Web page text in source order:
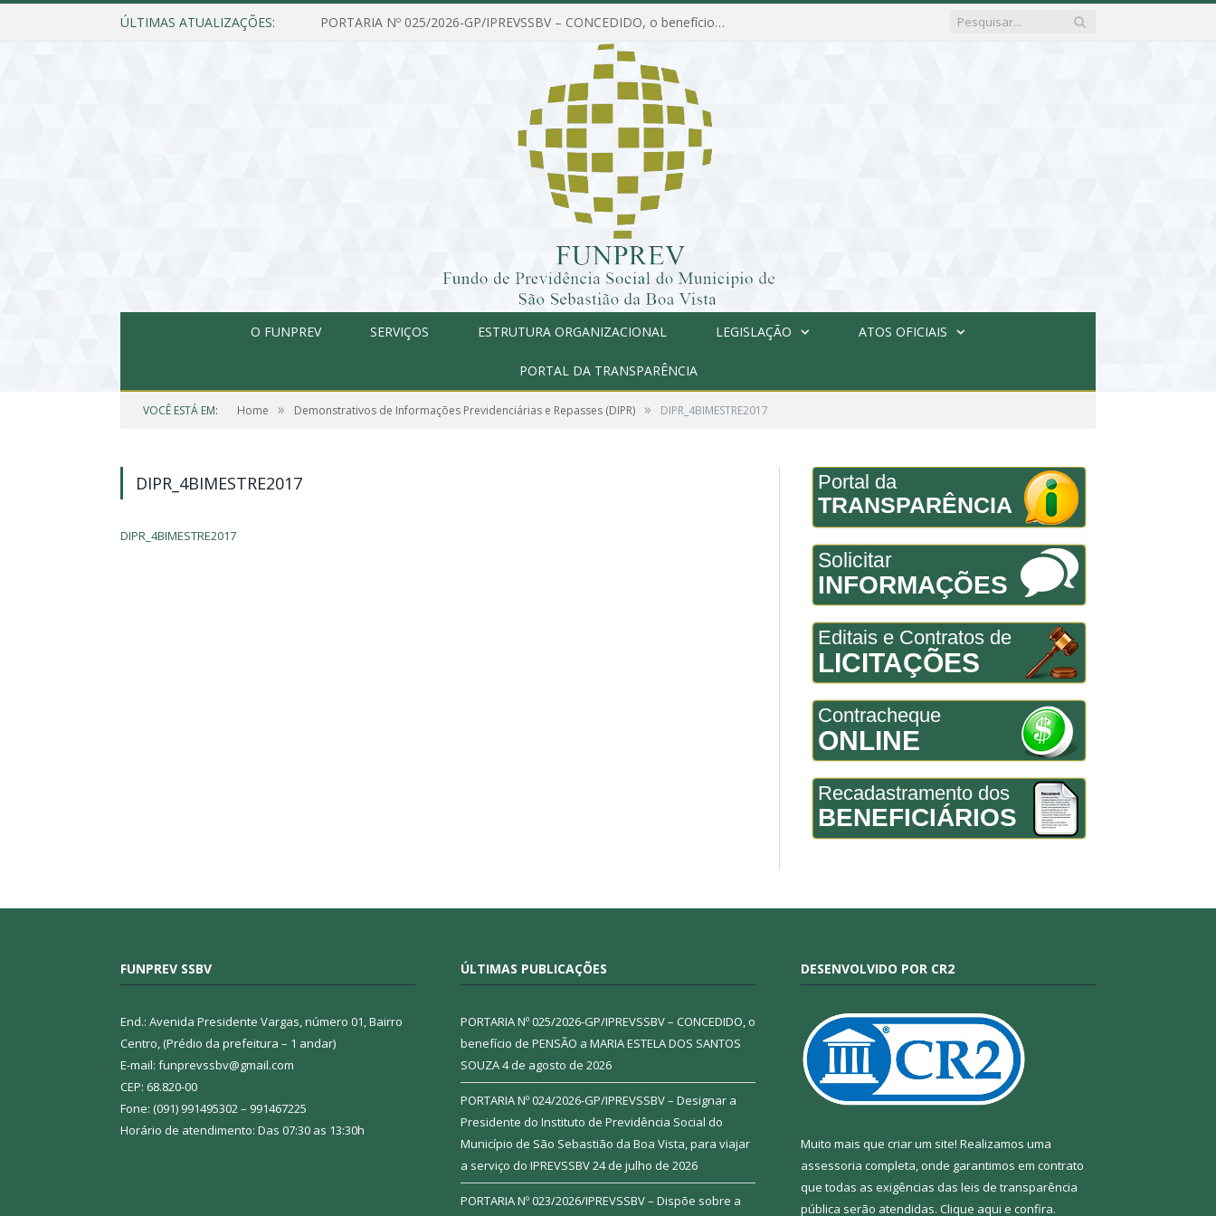
ÚLTIMAS ATUALIZAÇÕES: PORTARIA Nº 025/2026-GP/IPREVSSBV – CONCEDIDO, o benefício de PENSÃO a MARIA ESTELA DOS SANTOS SOUZA
O FUNPREV SERVIÇOS ESTRUTURA ORGANIZACIONAL LEGISLAÇÃO ATOS OFICIAIS
PORTAL DA TRANSPARÊNCIA
VOCÊ ESTÁ EM: Home » Demonstrativos de Informações Previdenciárias e Repasses (DIPR) » DIPR_4BIMESTRE2017
DIPR_4BIMESTRE2017
DIPR_4BIMESTRE2017
Portal da
TRANSPARÊNCIA
Solicitar
INFORMAÇÕES
Editais e Contratos de
LICITAÇÕES
Contracheque
ONLINE
Recadastramento dos
BENEFICIÁRIOS
FUNPREV SSBV
End.: Avenida Presidente Vargas, número 01, Bairro
Centro, (Prédio da prefeitura – 1 andar)
E-mail: funprevssbv@gmail.com
CEP: 68.820-00
Fone: (091) 991495302 – 991467225
Horário de atendimento: Das 07:30 as 13:30h
ÚLTIMAS PUBLICAÇÕES
PORTARIA Nº 025/2026-GP/IPREVSSBV – CONCEDIDO, o
benefício de PENSÃO a MARIA ESTELA DOS SANTOS
SOUZA4 de agosto de 2026
PORTARIA Nº 024/2026-GP/IPREVSSBV – Designar a
Presidente do Instituto de Previdência Social do
Município de São Sebastião da Boa Vista, para viajar
a serviço do IPREVSSBV24 de julho de 2026
PORTARIA Nº 023/2026/IPREVSSBV – Dispõe sobre a
DESENVOLVIDO POR CR2
Muito mais que criar um site! Realizamos uma
assessoria completa, onde garantimos em contrato
que todas as exigências das leis de transparência
pública serão atendidas. Clique aqui e confira.